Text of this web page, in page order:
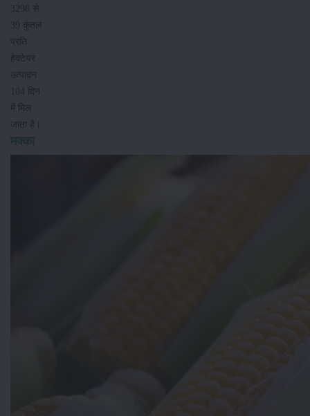
3298 से
39 कुंतल
प्रति
हेक्टेयर
उत्पादन
104 दिन
में मिल
जाता है।
मक्का